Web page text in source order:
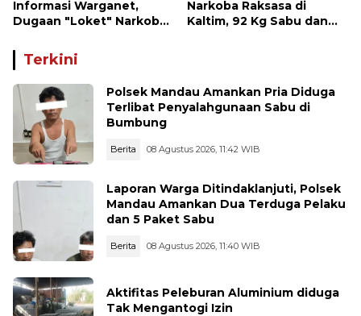
Informasi Warganet,
Dugaan "Loket" Narkoba
Perhatian
Narkoba Raksasa di
Kaltim, 92 Kg Sabu dan
Terkini
Polsek Mandau Amankan Pria Diduga
Terlibat Penyalahgunaan Sabu di
Bumbung
Berita 08 Agustus 2026, 11:42 WIB
Laporan Warga Ditindaklanjuti, Polsek
Mandau Amankan Dua Terduga Pelaku
dan 5 Paket Sabu
Berita 08 Agustus 2026, 11:40 WIB
Aktifitas Peleburan Aluminium diduga
Tak Mengantogi Izin